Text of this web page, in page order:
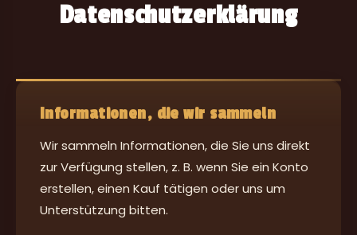
Datenschutzerklärung
Informationen, die wir sammeln
Wir sammeln Informationen, die Sie uns direkt
zur Verfügung stellen, z. B. wenn Sie ein Konto
erstellen, einen Kauf tätigen oder uns um
Unterstützung bitten.